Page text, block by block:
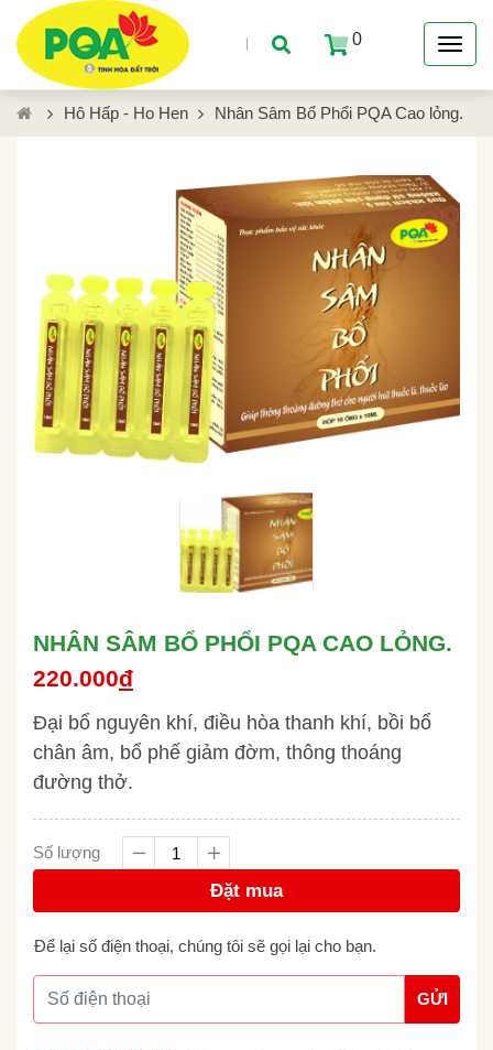
0
Hô Hấp - Ho Hen Nhân Sâm Bổ Phổi PQA Cao lỏng.
NHÂN SÂM BỔ PHỔI PQA CAO LỎNG.
220.000đ
Đại bổ nguyên khí, điều hòa thanh khí, bồi bổ
chân âm, bổ phế giảm đờm, thông thoáng
đường thở.
Số lượng
Đặt mua
Để lại số điện thoại, chúng tôi sẽ gọi lại cho bạn.
GỬI